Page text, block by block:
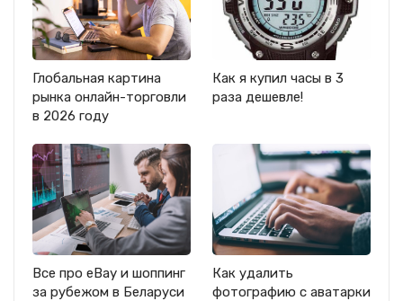
Глобальная картина
рынка онлайн-торговли
в 2026 году
Как я купил часы в 3
раза дешевле!
Все про eBay и шоппинг
за рубежом в Беларуси
Как удалить
фотографию с аватарки